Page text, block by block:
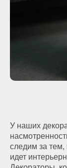
У наших
следим за тем,
идет